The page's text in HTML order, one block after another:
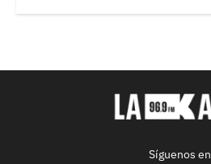
Síguenos